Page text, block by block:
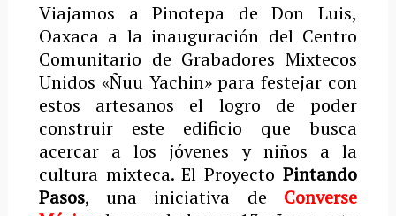
Viajamos a Pinotepa de Don Luis,
Oaxaca a la inauguración del Centro
Comunitario de Grabadores Mixtecos
Unidos «Ñuu Yachin» para festejar con
estos artesanos el logro de poder
construir este edificio que busca
acercar a los jóvenes y niños a la
cultura mixteca. El ProyectoPintando
Pasos, una iniciativa de Converse